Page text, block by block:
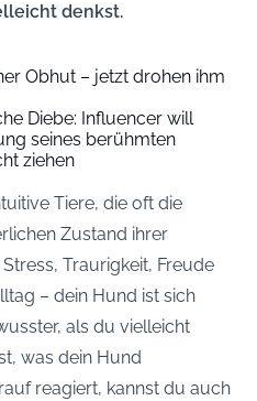
denkst.
Obhut – jetzt drohen ihm
Diebe: Influencer will
seines berühmten
ziehen
Tiere, die oft die
Zustand ihrer
Traurigkeit, Freude
– dein Hund ist sich
als du vielleicht
was dein Hund
reagiert, kannst du auch